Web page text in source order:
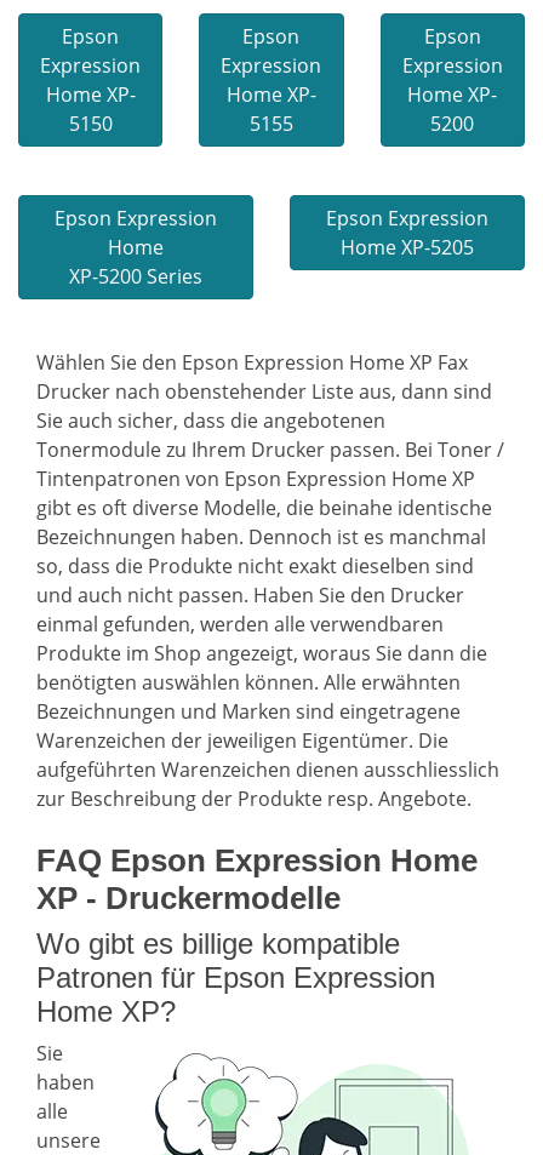
Epson
Expression
Home XP-
5150
Epson
Expression
Home XP-
5155
Epson
Expression
Home XP-
5200
Epson Expression
Home
XP-5200 Series
Epson Expression
Home XP-5205
Wählen Sie den Epson Expression Home XP Fax
Drucker nach obenstehender Liste aus, dann sind
Sie auch sicher, dass die angebotenen
Tonermodule zu Ihrem Drucker passen. Bei Toner /
Tintenpatronen von Epson Expression Home XP
gibt es oft diverse Modelle, die beinahe identische
Bezeichnungen haben. Dennoch ist es manchmal
so, dass die Produkte nicht exakt dieselben sind
und auch nicht passen. Haben Sie den Drucker
einmal gefunden, werden alle verwendbaren
Produkte im Shop angezeigt, woraus Sie dann die
benötigten auswählen können. Alle erwähnten
Bezeichnungen und Marken sind eingetragene
Warenzeichen der jeweiligen Eigentümer. Die
aufgeführten Warenzeichen dienen ausschliesslich
zur Beschreibung der Produkte resp. Angebote.
FAQ Epson Expression Home
XP - Druckermodelle
Wo gibt es billige kompatible
Patronen für Epson Expression
Home XP?
Sie
haben
alle
unsere